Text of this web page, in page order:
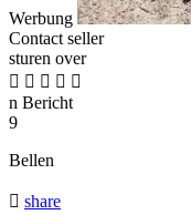
Werbung
Contact seller
sturen over
    
n Bericht
9
Bellen
 share